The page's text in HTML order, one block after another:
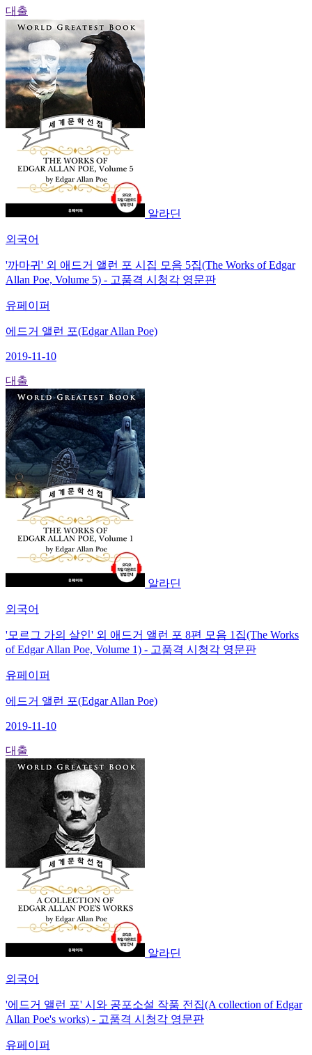
대출
알라딘
외국어
'까마귀' 외 애드거 앨런 포 시집 모음 5집(The Works of Edgar
Allan Poe, Volume 5) - 고품격 시청각 영문판
유페이퍼
에드거 앨런 포(Edgar Allan Poe)
2019-11-10
대출
알라딘
외국어
'모르그 가의 살인' 외 애드거 앨런 포 8편 모음 1집(The Works
of Edgar Allan Poe, Volume 1) - 고품격 시청각 영문판
유페이퍼
에드거 앨런 포(Edgar Allan Poe)
2019-11-10
대출
알라딘
외국어
'에드거 앨런 포' 시와 공포소설 작품 전집(A collection of Edgar
Allan Poe's works) - 고품격 시청각 영문판
유페이퍼